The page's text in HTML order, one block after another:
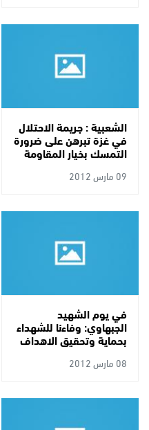
الشعبية : جريمة الاحتلال
في غزة تبرهن على ضرورة
التمسك بخيار المقاومة
كخيار وحيد09 مارس 2012
في يوم الشهيد
الجبهاوي: وفاءنا للشهداء
بحماية وتحقيق الاهداف
التي قضوا من اجلها
08 مارس 2012